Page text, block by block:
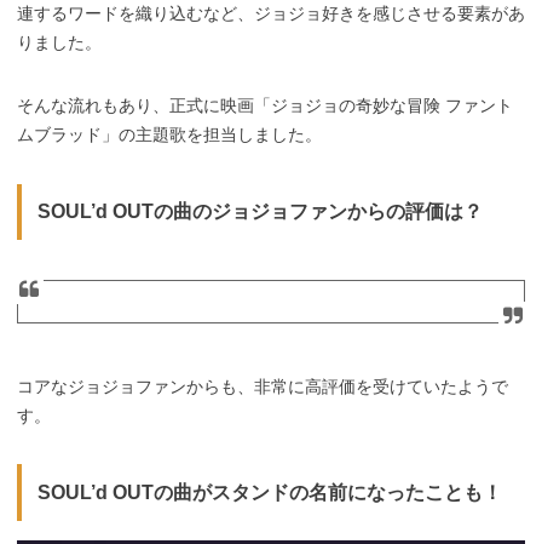
連するワードを織り込むなど、ジョジョ好きを感じさせる要素があ
りました。
そんな流れもあり、正式に映画「ジョジョの奇妙な冒険 ファント
ムブラッド」の主題歌を担当しました。
SOUL’d OUTの曲のジョジョファンからの評価は？
コアなジョジョファンからも、非常に高評価を受けていたようで
す。
SOUL’d OUTの曲がスタンドの名前になったことも！